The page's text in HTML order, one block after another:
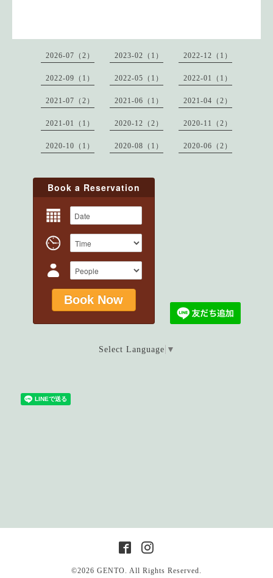
2026-07（2） 2023-02（1） 2022-12（1）
2022-09（1） 2022-05（1） 2022-01（1）
2021-07（2） 2021-06（1） 2021-04（2）
2021-01（1） 2020-12（2） 2020-11（2）
2020-10（1） 2020-08（1） 2020-06（2）
Book a Reservation
Select Language ▼
©2026 GENTO. All Rights Reserved.